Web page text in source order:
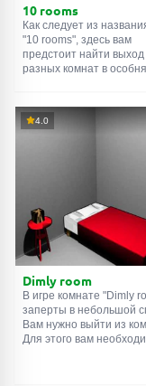
10 rooms
Как следует из
"10 rooms", здесь вам
предстоит найти
разных комнат в
их, чтобы выйти. Выход
одной комнаты является
4.0
Dimly room
В игре комнате "Dimly
заперты в небольшой
Вам нужно выйти из
Для этого вам